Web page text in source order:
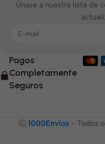
Únase a nuestra lista de
Pagos
Completamente
Seguros
Ⓒ 1000Envíos - Todos